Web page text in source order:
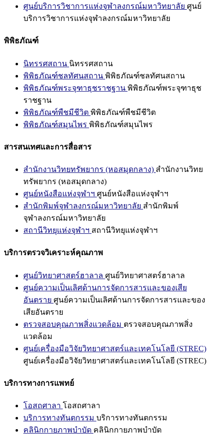
ศูนย์บริการวิชาการแห่งจุฬาลงกรณ์มหาวิทยาลัย ศูนย์
บริการวิชาการแห่งจุฬาลงกรณ์มหาวิทยาลัย
พิพิธภัณฑ์
นิทรรศสถาน นิทรรศสถาน
พิพิธภัณฑ์ชลทัศนสถาน พิพิธภัณฑ์ชลทัศนสถาน
พิพิธภัณฑ์พระจุฑาธุชราชฐาน พิพิธภัณฑ์พระจุฑาธุช
ราชฐาน
พิพิธภัณฑ์พืชมีชีวิต พิพิธภัณฑ์พืชมีชีวิต
พิพิธภัณฑ์สมุนไพร พิพิธภัณฑ์สมุนไพร
สารสนเทศและการสื่อสาร
สำนักงานวิทยทรัพยากร (หอสมุดกลาง) สำนักงานวิทย
ทรัพยากร (หอสมุดกลาง)
ศูนย์หนังสือแห่งจุฬาฯ ศูนย์หนังสือแห่งจุฬาฯ
สำนักพิมพ์จุฬาลงกรณ์มหาวิทยาลัย สำนักพิมพ์
จุฬาลงกรณ์มหาวิทยาลัย
สถานีวิทยุแห่งจุฬาฯ สถานีวิทยุแห่งจุฬาฯ
บริการตรวจวิเคราะห์คุณภาพ
ศูนย์วิทยาศาสตร์ฮาลาล ศูนย์วิทยาศาสตร์ฮาลาล
ศูนย์ความเป็นเลิศด้านการจัดการสารและของเสีย
อันตราย ศูนย์ความเป็นเลิศด้านการจัดการสารและของ
เสียอันตราย
ตรวจสอบคุณภาพสิ่งแวดล้อม ตรวจสอบคุณภาพสิ่ง
แวดล้อม
ศูนย์เครื่องมือวิจัยวิทยาศาสตร์และเทคโนโลยี (STREC)
ศูนย์เครื่องมือวิจัยวิทยาศาสตร์และเทคโนโลยี (STREC)
บริการทางการแพทย์
โอสถศาลา โอสถศาลา
บริการทางทันตกรรม บริการทางทันตกรรม
คลินิกกายภาพบำบัด คลินิกกายภาพบำบัด